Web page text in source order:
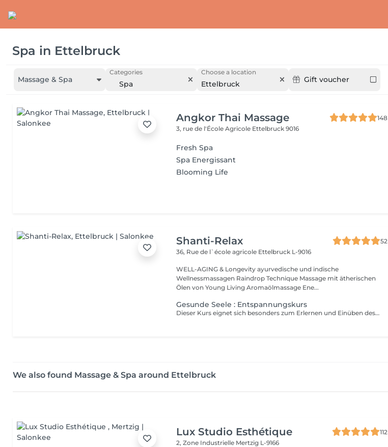
Spa in Ettelbruck
Massage & Spa
Categories
Spa
Choose a location
Ettelbruck Gift voucher
Angkor Thai Massage
148
3, rue de l'École Agricole Ettelbruck 9016
Fresh Spa
Spa Energissant
Blooming Life
Shanti-Relax
52
36, Rue de l`école agricole Ettelbruck L-9016
WELL-AGING & Longevity ayurvedische und indische
Wellnessmassagen Raindrop Technique Massage mit ätherischen
Ölen von Young Living Aromaölmassage Ene...
Gesunde Seele : Entspannungskurs
Dieser Kurs eignet sich besonders zum Erlernen und Einüben des AUTOGENEN TRAININGS und der Inhalt der einzelnen Sitzungen kann jederzeit an die Bedürfnisse der Gruppe angepasst werden. Ich werde dir auch zeigen wie du am besten im Alltag mit Stress umgehen kannst und zeige dir auch verschiedene andere Entspannungstechniken. Ich werde Dir auch verschiedene ätherische Öle vorstellen welche du gut in dein entspanntes Leben integrieren kannst. Beteiligung : 9 Abende zu einem Pauschalpreis von 200 Euros (inkl. Kursmanuskript) Nur buchbar über den Shop auf der Internetseite www.shanti-relax.lu
We also found Massage & Spa around Ettelbruck
Lux Studio Esthétique
112
2, Zone Industrielle Mertzig L-9166